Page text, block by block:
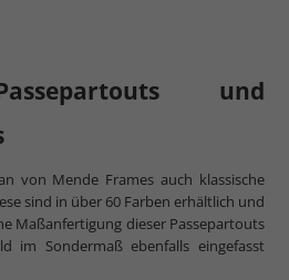
und
von Mende Frames auch klassische
sind in über 60 Farben erhältlich und
Maßanfertigung dieser Passepartouts
im Sondermaß ebenfalls eingefasst